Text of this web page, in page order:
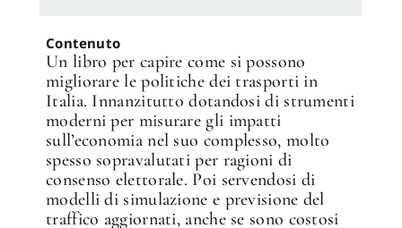
Contenuto
Un libro per capire come si possono
migliorare le politiche dei trasporti in
Italia. Innanzitutto dotandosi di strumenti
moderni per misurare gli impatti
sull’economia nel suo complesso, molto
spesso sopravalutati per ragioni di
consenso elettorale. Poi servendosi di
modelli di simulazione e previsione del
traffico aggiornati, anche se sono costosi